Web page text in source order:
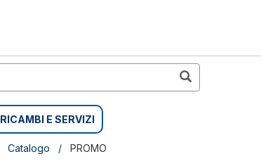
RICAMBI E SERVIZI
Catalogo PROMO